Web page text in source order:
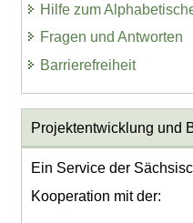
Hilfe zum
Fragen und Antworten
Barrierefreiheit
Projektentwicklung und
Ein Service der
Kooperation mit der: